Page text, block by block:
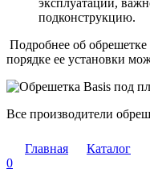
подконструкцию.
Подробнее об
порядке ее установки
Все производители
Главная
Каталог
0